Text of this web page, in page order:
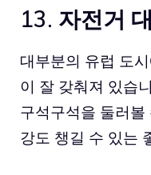
13. 자전거
대부분의 유럽 도
이 잘 갖춰져 있습
구석구석을 둘러볼
강도 챙길 수 있는